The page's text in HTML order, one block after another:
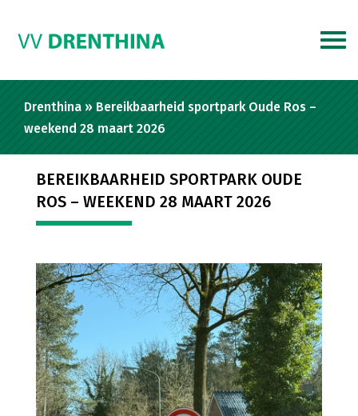
Drenthina » Bereikbaarheid sportpark Oude Ros –
weekend 28 maart 2026
BEREIKBAARHEID SPORTPARK OUDE
ROS – WEEKEND 28 MAART 2026